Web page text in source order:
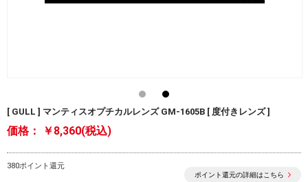
[ GULL ] マンティスオプチカルレンズ GM-1605B [ 度付きレンズ ]
価格： ￥8,360(税込)
380ポイント還元
ポイント還元の詳細はこちら